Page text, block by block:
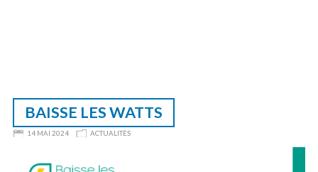
BAISSE LES WATTS
14 MAI 2024 ACTUALITÉS